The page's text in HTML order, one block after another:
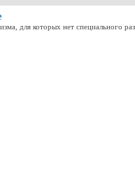
для которых нет специального